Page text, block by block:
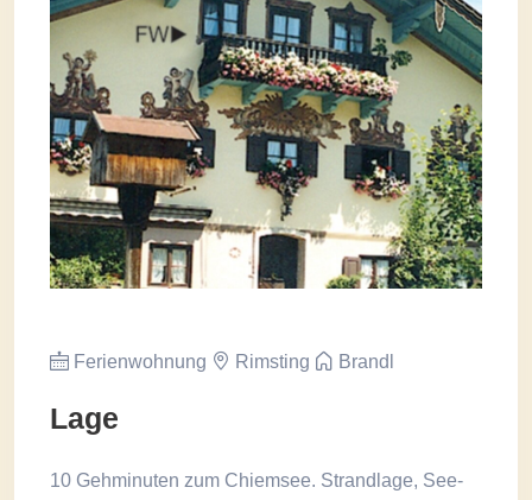
Ferienwohnung Rimsting Brandl
Lage
10 Gehminuten zum Chiemsee. Strandlage, See-